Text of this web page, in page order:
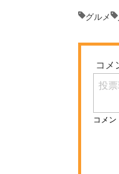
グルメ